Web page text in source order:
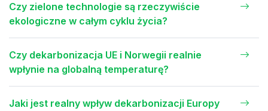
Czy zielone technologie są rzeczywiście
ekologiczne w całym cyklu życia?
Czy dekarbonizacja UE i Norwegii realnie
wpłynie na globalną temperaturę?
Jaki jest realny wpływ dekarbonizacji Europy